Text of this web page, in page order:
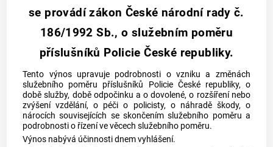
se provádí zákon České národní rady č.
186/1992 Sb., o služebním poměru
příslušníků Policie České republiky.
Tento výnos upravuje podrobnosti o vzniku a změnách
služebního poměru příslušníků Policie České republiky, o
době služby, době odpočinku a o dovolené, o rozšíření nebo
zvýšení vzdělání, o péči o policisty, o náhradě škody, o
nárocích souvisejících se skončením služebního poměru a
podrobnosti o řízení ve věcech služebního poměru.
Výnos nabývá účinnosti dnem vyhlášení.